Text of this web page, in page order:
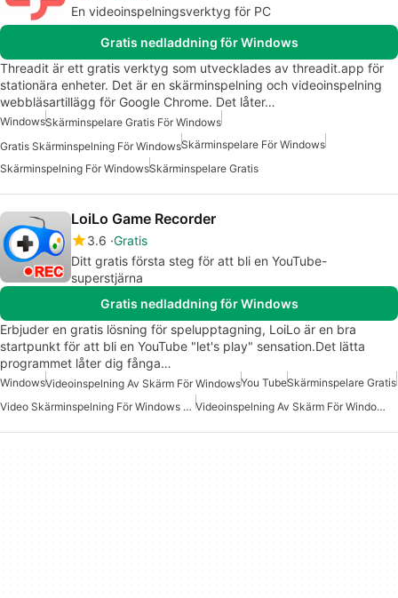
En videoinspelningsverktyg för PC
Gratis nedladdning för Windows
Threadit är ett gratis verktyg som utvecklades av threadit.app för
stationära enheter. Det är en skärminspelning och videoinspelning
webbläsartillägg för Google Chrome. Det låter…
WindowsSkärminspelare Gratis För Windows
Gratis Skärminspelning För WindowsSkärminspelare För Windows
Skärminspelning För WindowsSkärminspelare Gratis
LoiLo Game Recorder
3.6 Gratis
Ditt gratis första steg för att bli en YouTube-
superstjärna
Gratis nedladdning för Windows
Erbjuder en gratis lösning för spelupptagning, LoiLo är en bra
startpunkt för att bli en YouTube "let's play" sensation.Det lätta
programmet låter dig fånga…
WindowsVideoinspelning Av Skärm För WindowsYou TubeSkärminspelare Gratis
Video Skärminspelning För Windows Gratis
Videoinspelning Av Skärm För Windows Gratis